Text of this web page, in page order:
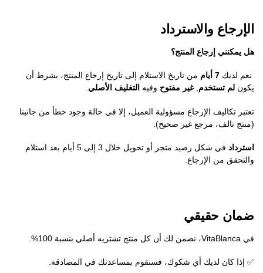
الإرجاع والاسترداد
هل يمكنني إرجاع المنتج؟
نعم لديك 7 أيام
من تاريخ الاستلام إلى تاريخ إرجاع المنتج، بشرط أن
يكون لم تستخدم,غير مفتوح وفيه التغليف الأصلي.
تعتبر تكاليف الإرجاع مسؤولية العميل، إلا في حالة وجود خطأ من جانبنا
(منتج تالف، مرجع غير صحيح).
استرداد
في شكل رصيد متجر أو تحويل خلال 3 إلى 5 أيام بعد استلام
والتحقق من الإرجاع.
ضمان حقيقي
في VitaBlanca، نضمن لك أن كل منتج تشتريه أصلي بنسبة 100%.
✅ إذا كان لديك أي شكوك، فسنقوم بمساعدتك في المصادقة.